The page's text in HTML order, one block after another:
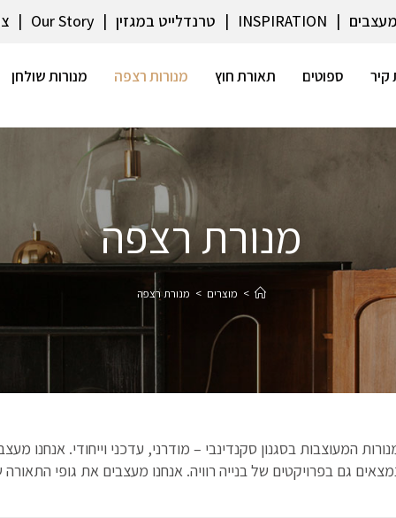
INSPIRATION טרנדלייט במגזין Our Story
קיר ספוטים תאורת חוץ מנורות רצפה מנורות שולחן
מנורת רצפה
> מוצרים > מנורת רצפה
המעוצבות בסגנון סקנדינבי – מודרני, עדכני וייחודי. אנחנו
גם בפרויקטים של בנייה רוויה. אנחנו מעצבים את גופי